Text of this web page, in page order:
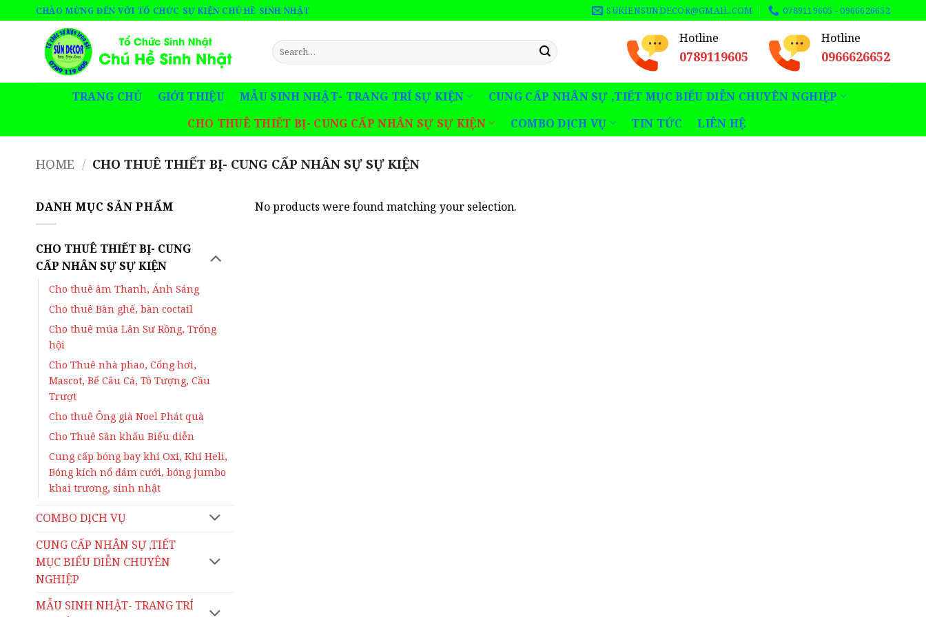
qua
CHÀO MỪNG ĐẾN VỚI TỔ CHỨC SỰ KIỆN CHÚ HỀ SINH NHẬT SUKIENSUNDECOR@GMAIL.COM 0789119605 - 0966626652
Search
for:
Hotline
0789119605
Hotline
0966626652
TRANG CHỦ GIỚI THIỆU MẪU SINH NHẬT- TRANG TRÍ SỰ KIỆN
CUNG CẤP NHÂN SỰ ,TIẾT MỤC BIỂU DIỄN CHUYÊN NGHIỆP
CHO THUÊ THIẾT BỊ- CUNG CẤP NHÂN SỰ SỰ KIỆN
COMBO DỊCH VỤ TIN TỨC LIÊN HỆ
HOME / CHO THUÊ THIẾT BỊ- CUNG CẤP NHÂN SỰ SỰ KIỆN
DANH MỤC SẢN PHẨM
CHO THUÊ THIẾT BỊ- CUNG
CẤP NHÂN SỰ SỰ KIỆN
Cho thuê âm Thanh, Ánh Sáng
Cho thuê Bàn ghế, bàn coctail
Cho thuê múa Lân Sư Rồng, Trống
hội
Cho Thuê nhà phao, Cổng hơi,
Mascot, Bể Câu Cá, Tô Tượng, Cầu
Trượt
Cho thuê Ông già Noel Phát quà
Cho Thuê Sân khấu Biểu diễn
Cung cấp bóng bay khí Oxi, Khí Heli,
Bóng kích nổ đám cưới, bóng jumbo
khai trương, sinh nhật
COMBO DỊCH VỤ
CUNG CẤP NHÂN SỰ ,TIẾT
MỤC BIỂU DIỄN CHUYÊN
NGHIỆP
MẪU SINH NHẬT- TRANG TRÍ
No products were found matching your selection.